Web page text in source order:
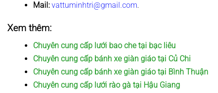
Mail: vattuminhtri@gmail.com.
Xem thêm:
Chuyên cung cấp lưới bao che tại bạc liêu
Chuyên cung cấp bánh xe giàn giáo tại Củ Chi
Chuyên cung cấp bánh xe giàn giáo tại Bình Thuận
Chuyên cung cấp lưới rào gà tại Hậu Giang